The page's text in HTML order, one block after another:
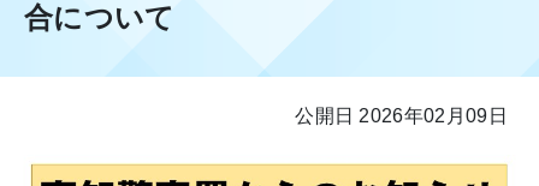
合について
公開日 2026年02月09日